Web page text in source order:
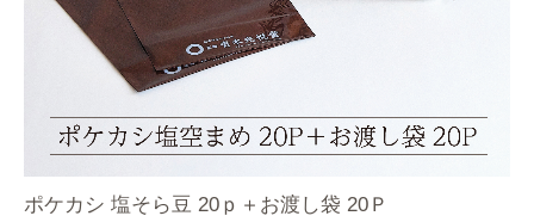
ポケカシ 塩そら豆 20ｐ＋お渡し袋 20Ｐ